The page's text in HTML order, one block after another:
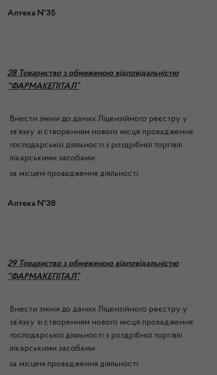
Аптека №35
28 Товариство з обмеженою відповідальністю
“ФАРМАКЕПІТАЛ”
Внести зміни до даних Ліцензійного реєстру у
зв’язку зі створенням нового місця провадження
господарської діяльності з роздрібної торгівлі
лікарськими засобами
за місцем провадження діяльності:
Аптека №38
29 Товариство з обмеженою відповідальністю
“ФАРМАКЕПІТАЛ”
Внести зміни до даних Ліцензійного реєстру у
зв’язку зі створенням нового місця провадження
господарської діяльності з роздрібної торгівлі
лікарськими засобами
за місцем провадження діяльності: